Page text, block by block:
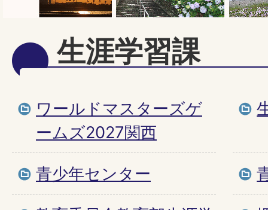
生涯学習課
ワールドマスターズゲ
ームズ2027関西
青少年センター